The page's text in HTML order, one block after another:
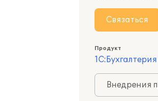
Связаться
Продукт
1С:Бухгалтерия
Внедрения